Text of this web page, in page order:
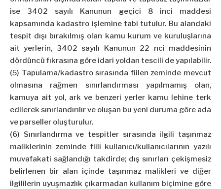
ise 3402 sayılı Kanunun geçici 8 inci maddesi
kapsamında kadastro işlemine tabi tutulur. Bu alandaki
tespit dışı bırakılmış olan kamu kurum ve kuruluşlarına
ait yerlerin, 3402 sayılı Kanunun 22 nci maddesinin
dördüncü fıkrasına göre idari yoldan tescili de yapılabilir.
(5) Tapulama/kadastro sırasında fiilen zeminde mevcut
olmasına rağmen sınırlandırması yapılmamış olan,
kamuya ait yol, ark ve benzeri yerler kamu lehine terk
edilerek sınırlandırılır ve oluşan bu yeni duruma göre ada
ve parseller oluşturulur.
(6) Sınırlandırma ve tespitler sırasında ilgili taşınmaz
maliklerinin zeminde fiili kullanıcı/kullanıcılarının yazılı
muvafakati sağlandığı takdirde; dış sınırları çekişmesiz
belirlenen bir alan içinde taşınmaz malikleri ve diğer
ilgililerin uyuşmazlık çıkarmadan kullanım biçimine göre